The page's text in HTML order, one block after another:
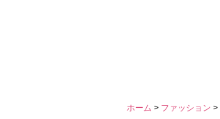
ホーム > ファッション >